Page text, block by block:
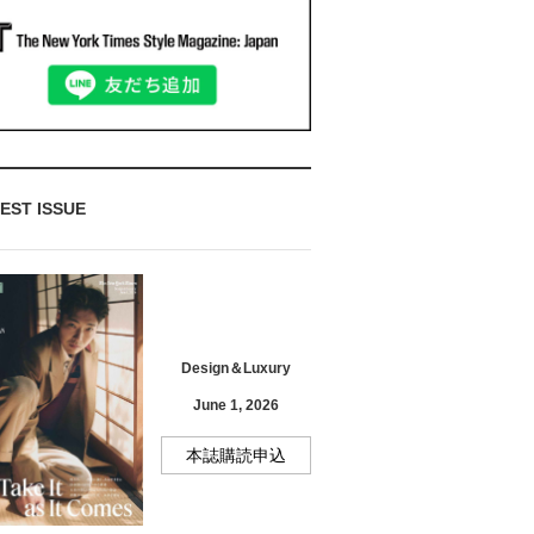
ISSUE
Design＆Luxury
June 1, 2026
本誌購読申込